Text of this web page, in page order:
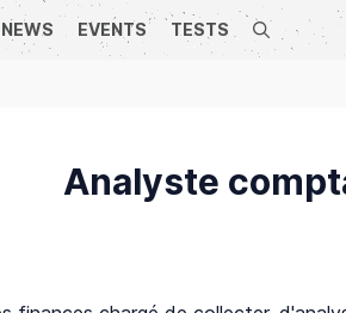
NEWS EVENTS TESTS Search
Analyste